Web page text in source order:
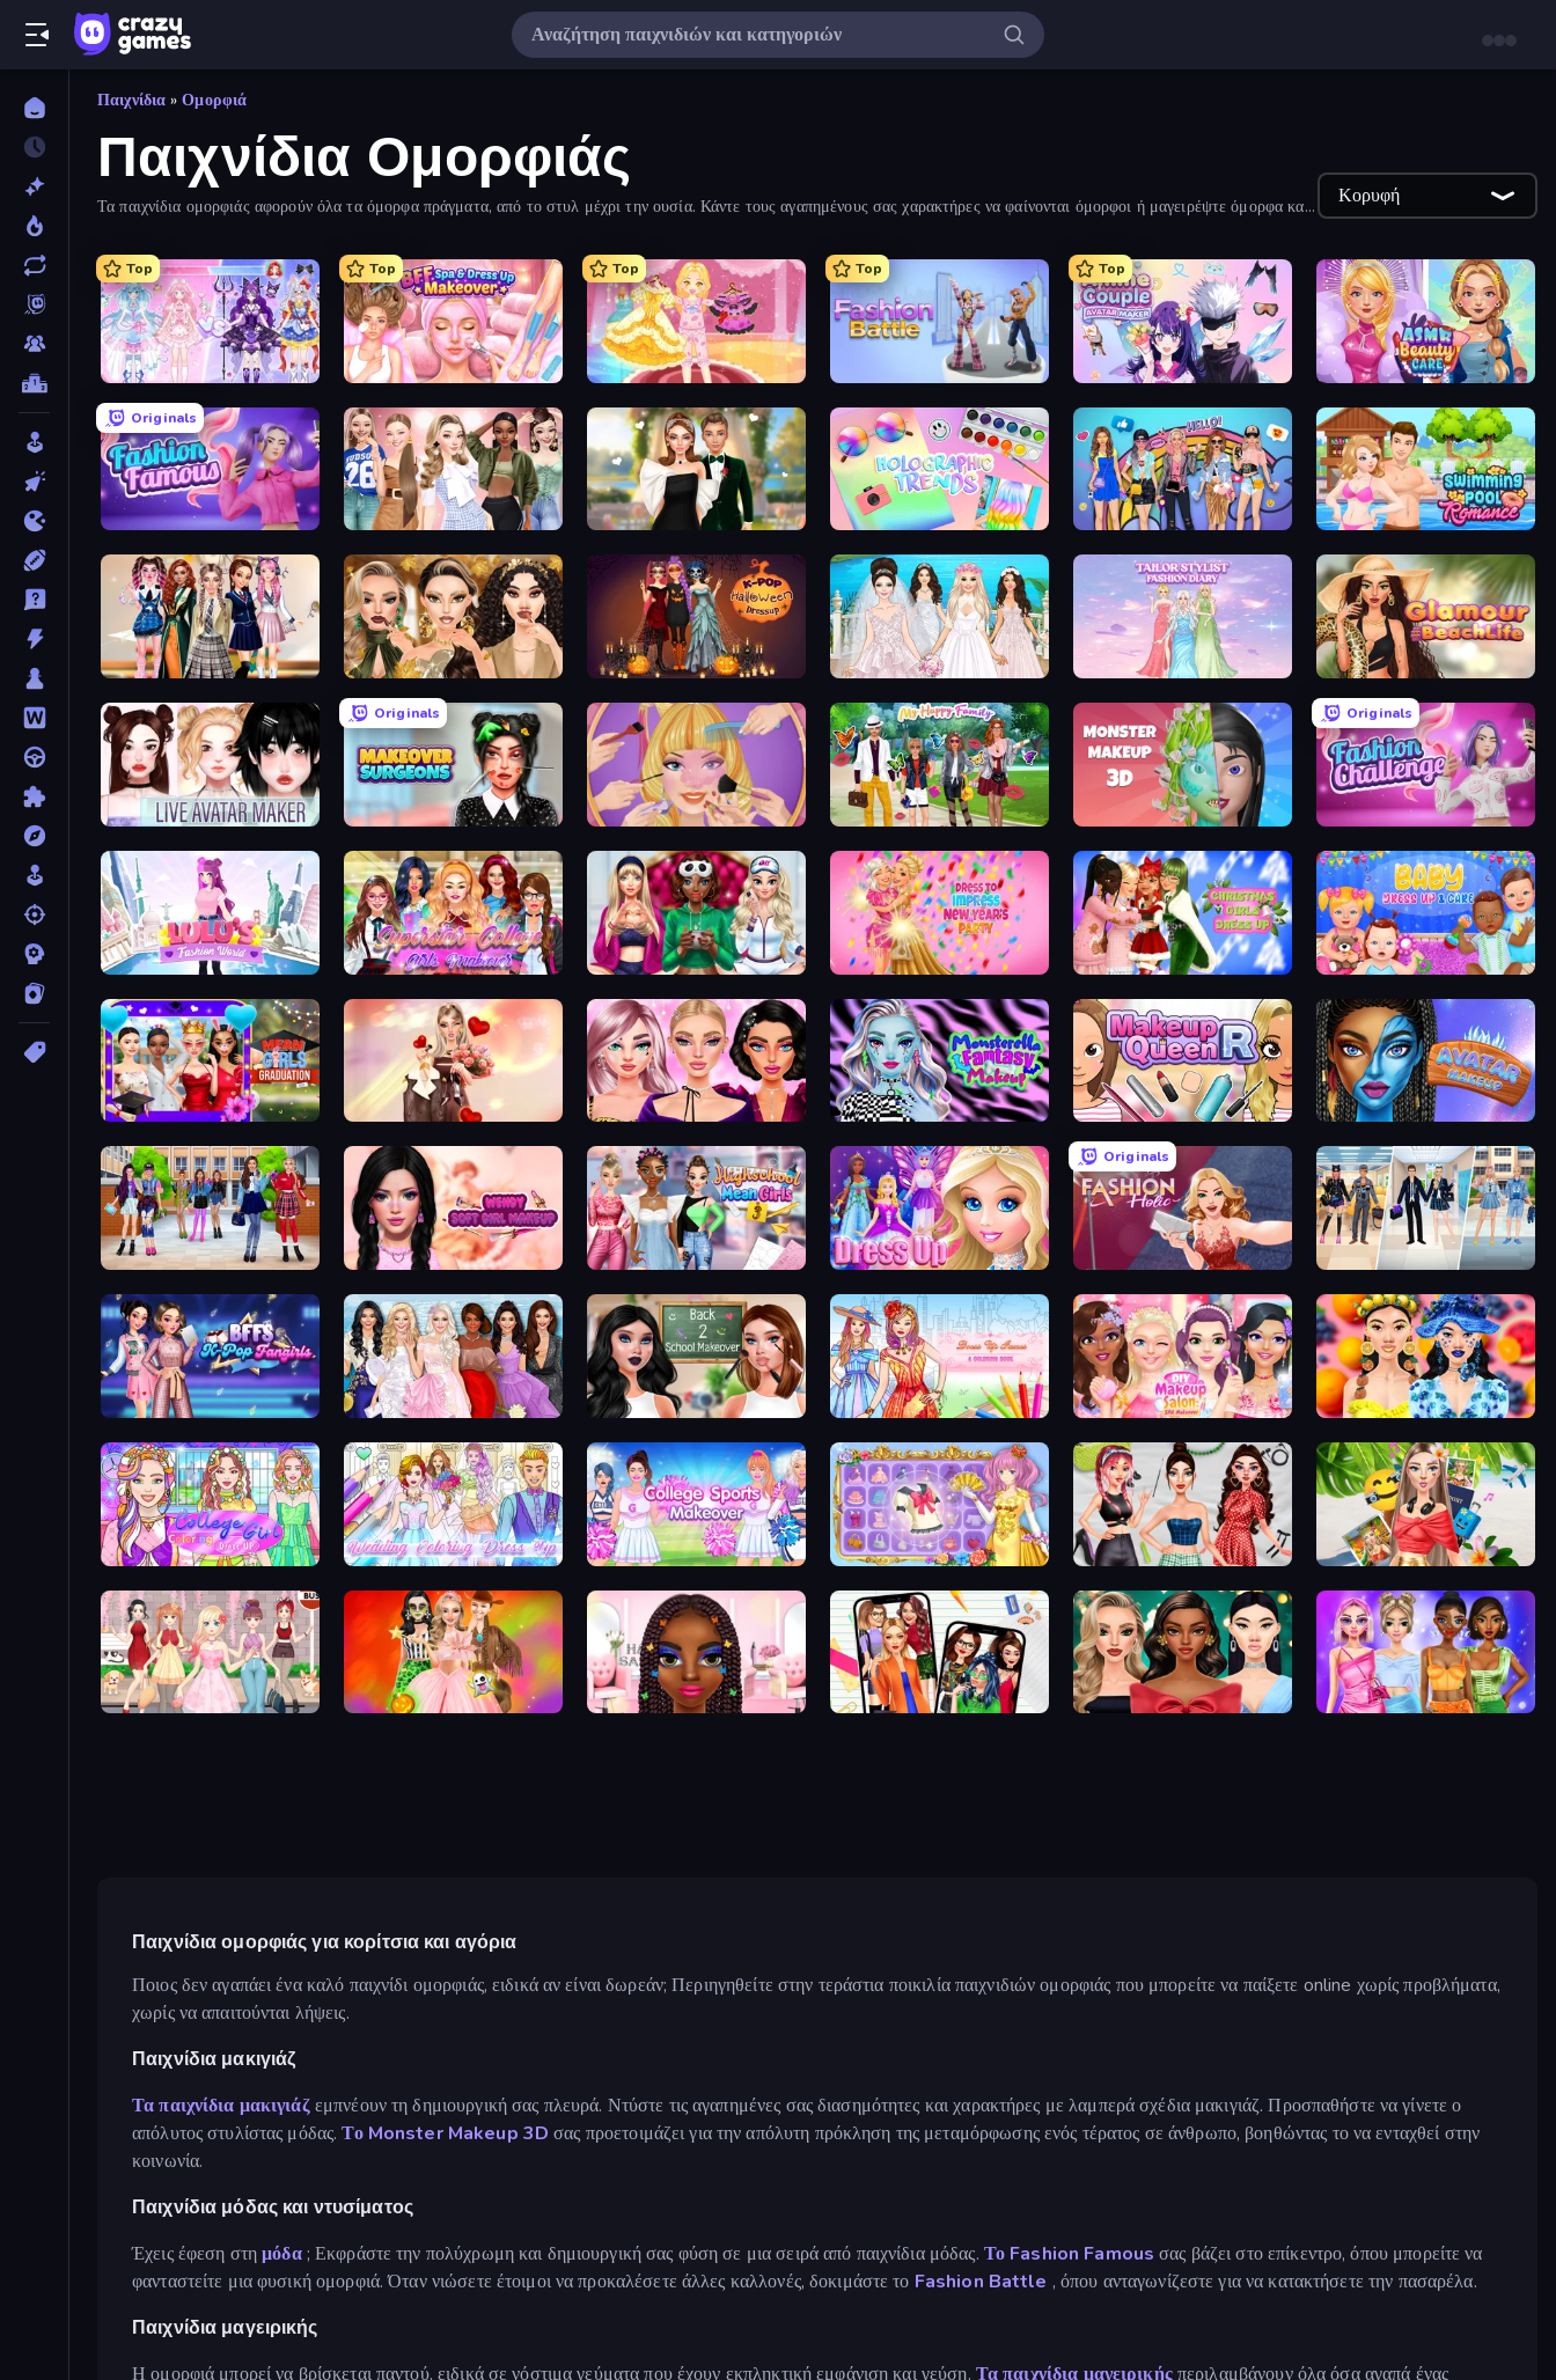
Παιχνίδια » Ομορφιά
Παιχνίδια Ομορφιάς
Τα παιχνίδια ομορφιάς αφορούν όλα τα όμορφα πράγματα, από το στυλ μέχρι την ουσία. Κάντε τους αγαπημένους σας χαρακτήρες να φαίνονται όμορφοι ή μαγειρέψτε όμορφα και
Κορυφή
Top
Idol Livestream: Fashion Game
Top
BFF Makeover - Spa & Dress Up
Top
Royal Glow Princess Makeover
Top Top
Anime Couple: Avatar Maker ASMR Beauty Care
Originals
Fashion Famous Fashion Week 2025 Valentine's Day Proposal Holographic Trends College Girls Team Makeover Swimming Pool Romance
Back To School: Uniforms Edition Autumn Glam Gala K-Pop Halloween Dress Up Model Wedding Tailor Stylist: Fashion Diary Glamour Beach Life
Live Avatar Maker: Girls
Originals
Makeover Surgeons Extreme Makeover Superstar Family Dress Up Monster Makeup 3D
Originals
Lulu's Fashion World Superstar College Girls Makeover BFFs Luxury Loungewear Dress To Impress: New Year's Party Christmas Girls Dress Up Baby Dress Up
Mean Girls Graduation Day GRWM Date Night New Year Makeup Trends Monsterella Fantasy Makeup Make Up Queen R Avatar Make Up
High School BFFs: Girls Team Wendy Soft Girl Makeup Highschool Mean Girls 3 Princess Dress Up
Originals
Fashion Holic College Girl & Boy Makeover
BFFs K-Pop Fangirls Model Dress Up Girl Back 2 School Makeover Dress Up Games & Coloring Book DIY Makeup Salon: SPA Makeover Sweet And Fruity Makeup
College Girl Coloring Dress Up Wedding Coloring Dress Up Game College Sport Team Makeover Anime Princess Dress Up Brat Girl Summer Travel with Me: ASMR Edition
Anime Girls Dress Up Games Iconic Halloween Costumes Braided Hairstyles Fashion Highschool Mean Girls 2 New Year's Eve Makeup Monochrome Looks
Παιχνίδια ομορφιάς για κορίτσια και αγόρια
Ποιος δεν αγαπάει ένα καλό παιχνίδι ομορφιάς, ειδικά αν είναι δωρεάν; Περιηγηθείτε στην τεράστια ποικιλία παιχνιδιών ομορφιάς που μπορείτε να παίξετε online χωρίς προβλήματα,
χωρίς να απαιτούνται λήψεις.
Παιχνίδια μακιγιάζ
Τα παιχνίδια μακιγιάζεμπνέουν τη δημιουργική σας πλευρά. Ντύστε τις αγαπημένες σας διασημότητες και χαρακτήρες με λαμπερά σχέδια μακιγιάζ. Προσπαθήστε να γίνετε ο
απόλυτος στυλίστας μόδας.Το Monster Makeup 3D σας προετοιμάζει για την απόλυτη πρόκληση της μεταμόρφωσης ενός τέρατος σε άνθρωπο, βοηθώντας το να ενταχθεί στην
κοινωνία.
Παιχνίδια μόδας και ντυσίματος
Έχεις έφεση στημόδα; Εκφράστε την πολύχρωμη και δημιουργική σας φύση σε μια σειρά από παιχνίδια μόδας. Το Fashion Famous σας βάζει στο επίκεντρο, όπου μπορείτε να
φανταστείτε μια φυσική ομορφιά. Όταν νιώσετε έτοιμοι να προκαλέσετε άλλες καλλονές, δοκιμάστε το Fashion Battle , όπου ανταγωνίζεστε για να κατακτήσετε την πασαρέλα.
Παιχνίδια μαγειρικής
Η ομορφιά μπορεί να βρίσκεται παντού, ειδικά σε νόστιμα γεύματα που έχουν εκπληκτική εμφάνιση και γεύση. Τα παιχνίδια μαγειρικήςπεριλαμβάνουν όλα όσα αγαπά ένας